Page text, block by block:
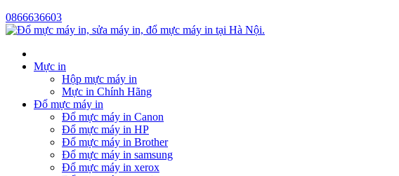
0866636603
Mực in
Hộp mực máy in
Mực in Chính Hãng
Đổ mực máy in
Đổ mực máy in Canon
Đổ mực máy in HP
Đổ mực máy in Brother
Đổ mực máy in samsung
Đổ mực máy in xerox